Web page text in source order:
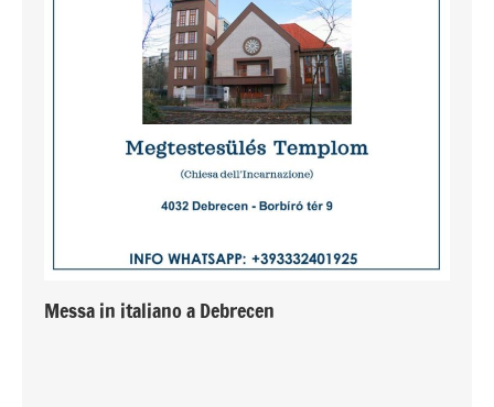
Messa in italiano a Debrecen